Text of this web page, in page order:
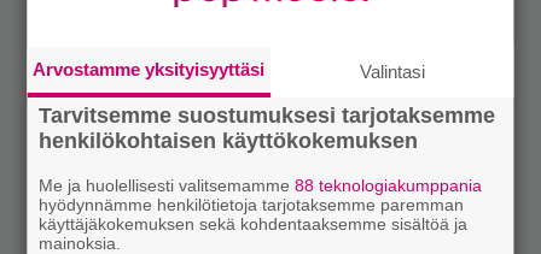
Arvostamme yksityisyyttäsi Valintasi
Tarvitsemme suostumuksesi tarjotaksemme
henkilökohtaisen käyttökokemuksen
Me ja huolellisesti valitsemamme88 teknologiakumppania
hyödynnämme henkilötietoja tarjotaksemme paremman
käyttäjäkokemuksen sekä kohdentaaksemme sisältöä ja
mainoksia.